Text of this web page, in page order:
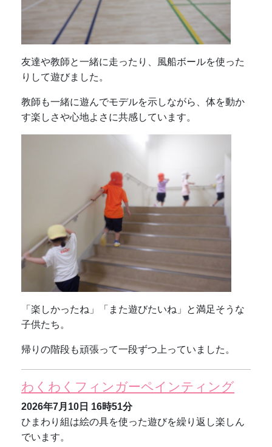
友達や教師と一緒に走ったり、風船ボールを使った
りして遊びました。
教師も一緒に遊んでモデルを示しながら、体を動か
す楽しさや心地よさに共感しています。
「楽しかったね」「また遊びたいね」と満足そうな
子供たち。
帰りの階段も頑張って一段ずつ上っていました。
わくわくフィンガーペインティング
2026年7月10日 16時51分
ひまわり組は絵の具を使った遊びを繰り返し楽しん
でいます。